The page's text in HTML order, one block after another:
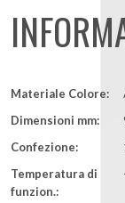
Materiale Colore:
Dimensioni mm:
Confezione:
Temperatura di
funzion.: